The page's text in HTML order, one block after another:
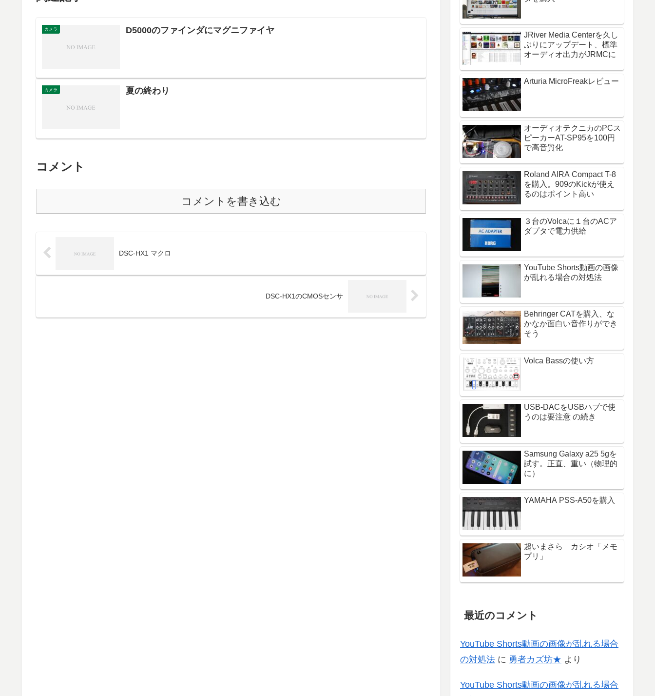
カメラ D5000のファインダにマグニファイヤ
カメラ 夏の終わり
コメント
コメントを書き込む
DSC-HX1 マクロ
DSC-HX1のCMOSセンサ
JRiver Media Centerを久し
ぶりにアップデート、標準
オーディオ出力がJRMCに
Arturia MicroFreakレビュー
オーディオテクニカのPCス
ピーカーAT-SP95を100円
で高音質化
Roland AIRA Compact T-8
を購入。909のKickが使え
るのはポイント高い
３台のVolcaに１台のACア
ダプタで電力供給
YouTube Shorts動画の画像
が乱れる場合の対処法
Behringer CATを購入、な
かなか面白い音作りができ
そう
Volca Bassの使い方
USB-DACをUSBハブで使
うのは要注意 の続き
Samsung Galaxy a25 5gを
試す。正直、重い（物理的
に）
YAMAHA PSS-A50を購入
超いまさら カシオ「メモ
プリ」
最近のコメント
YouTube Shorts動画の画像が乱れる場合
の対処法 に 勇者カズ坊★ より
YouTube Shorts動画の画像が乱れる場合